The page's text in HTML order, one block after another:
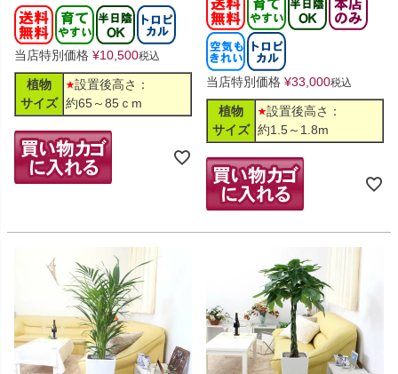
当店特別価格 ¥10,500税込
植物
サイズ
設置後高さ：
約65～85ｃm
当店特別価格 ¥33,000税込
植物
サイズ
設置後高さ：
約1.5～1.8m